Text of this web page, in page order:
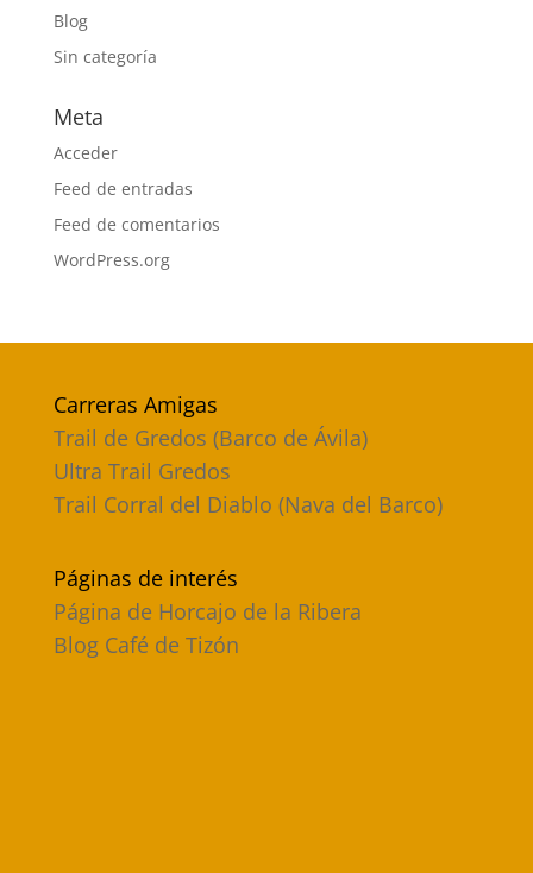
Blog
Sin categoría
Meta
Acceder
Feed de entradas
Feed de comentarios
WordPress.org
Carreras Amigas
Trail de Gredos (Barco de Ávila)
Ultra Trail Gredos
Trail Corral del Diablo (Nava del Barco)
Páginas de interés
Página de Horcajo de la Ribera
Blog Café de Tizón